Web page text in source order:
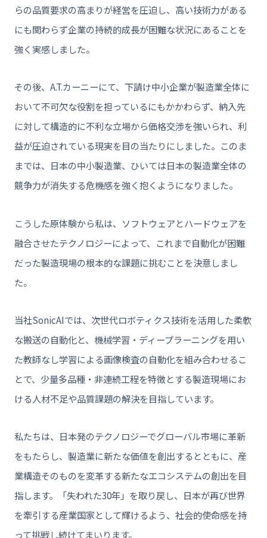
らの品質要求の高まりが経営を圧迫し、高い技術力がある
にも関わらず企業の持続的成長が困難な状況にあることを
強く実感しました。
その後、A.T.カーニーにて、下請け中小企業が製造業全体に
おいて不可欠な役割を担っているにもかかわらず、納入先
に対して構造的に不利な立場から価格交渉を強いられ、利
益が圧迫されている現実を目の当たりにしました。このま
までは、日本の中小製造業、ひいては日本の製造業全体の
競争力が消失する危機感を強く抱くようになりました。
こうした原体験から私は、ソフトウェアとハードウェアを
融合させたテクノロジーによって、これまで自動化が困難
だった製造現場の根本的な課題に挑むことを決意しまし
た。
当社SonicAIでは、次世代ロボティクス技術を活用した柔軟
な搬送の自動化と、機械学習・ディープラーニングを用い
た教師なし学習による画像検査の自動化を組み合わせるこ
とで、少量多品種・非連続工程を特徴とする製造現場にお
ける人材不足や品質課題の解決を目指しています。
私たちは、日本発のテクノロジーでグローバル市場に革新
をもたらし、製造業に新たな価値を創出するとともに、産
業構造そのものを変革する新たなエコシステムの創出を目
指します。「失われた30年」を取り戻し、日本が再び世界
を牽引する産業国家として輝けるよう、社会的使命感を持
って挑戦し続けてまいります。